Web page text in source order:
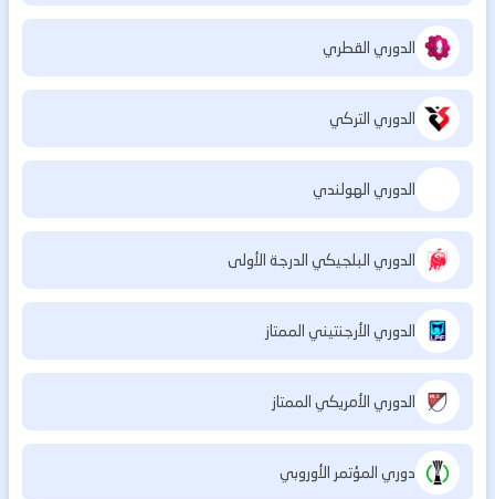
الدوري القطري
الدوري التركي
الدوري الهولندي
الدوري البلجيكي الدرجة الأولى
الدوري الأرجنتيني الممتاز
الدوري الأمريكي الممتاز
دوري المؤتمر الأوروبي